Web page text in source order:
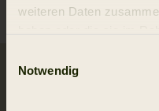
weiteren Daten
Notwendig
Str. 56
2ND HAND